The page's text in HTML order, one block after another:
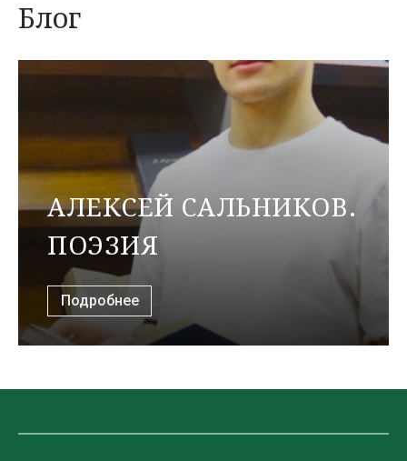
Блог
АЛЕКСЕЙ САЛЬНИКОВ.
ПОЭЗИЯ
Подробнее